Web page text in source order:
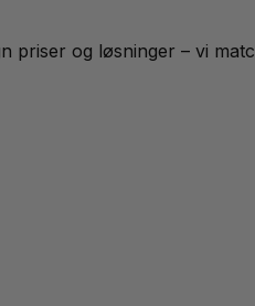
og løsninger – vi